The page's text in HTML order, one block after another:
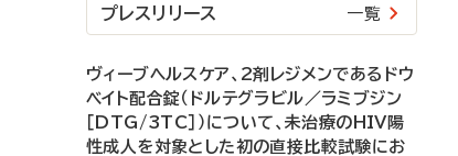
プレスリリース 一覧
ヴィーブヘルスケア、2剤レジメンであるドウ
ベイト配合錠（ドルテグラビル／ラミブジン
［DTG/3TC］）について、未治療のHIV陽
性成人を対象とした初の直接比較試験にお